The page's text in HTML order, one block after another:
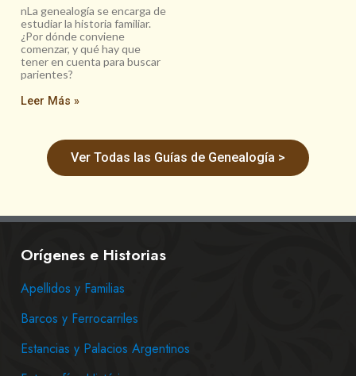
nLa genealogía se encarga de
estudiar la historia familiar.
¿Por dónde conviene
comenzar, y qué hay que
tener en cuenta para buscar
parientes?
Leer Más »
Ver Todas las Guías de Genealogía >
Orígenes e Historias
Apellidos y Familias
Barcos y Ferrocarriles
Estancias y Palacios Argentinos